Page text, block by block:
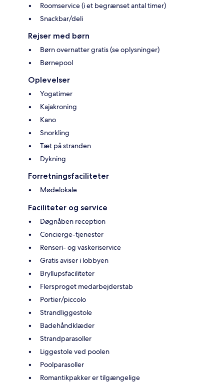
Roomservice (i et begrænset antal timer)
Snackbar/deli
Rejser med børn
Børn overnatter gratis (se oplysninger)
Børnepool
Oplevelser
Yogatimer
Kajakroning
Kano
Snorkling
Tæt på stranden
Dykning
Forretningsfaciliteter
Mødelokale
Faciliteter og service
Døgnåben reception
Concierge-tjenester
Renseri- og vaskeriservice
Gratis aviser i lobbyen
Bryllupsfaciliteter
Flersproget medarbejderstab
Portier/piccolo
Strandliggestole
Badehåndklæder
Strandparasoller
Liggestole ved poolen
Poolparasoller
Romantikpakker er tilgængelige